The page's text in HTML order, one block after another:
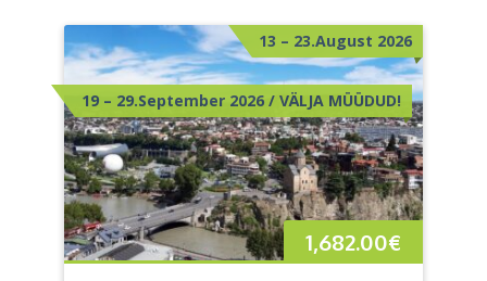
13 – 23.August 2026
19 – 29.September 2026 / VÄLJA MÜÜDUD!
1,682.00€